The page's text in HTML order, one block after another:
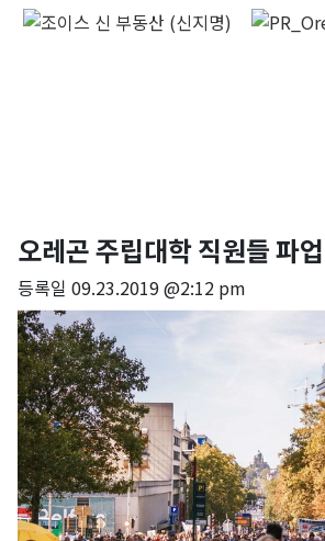
오레곤 주립대학 직원들 파
등록일 09.23.2019 @2:12 pm